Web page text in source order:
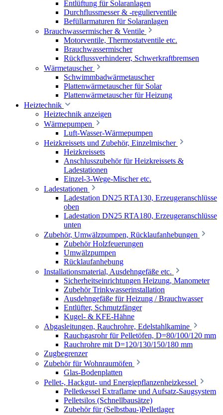
Entlüftung für Solaranlagen
Durchflussmesser & -regulierventile
Befüllarmaturen für Solaranlagen
Brauchwassermischer & Ventile
Motorventile, Thermostatventile etc.
Brauchwassermischer
Rückflussverhinderer, Schwerkraftbremsen
Wärmetauscher
Schwimmbadwärmetauscher
Plattenwärmetauscher für Solar
Plattenwärmetauscher für Heizung
Heiztechnik
Heiztechnik anzeigen
Wärmepumpen
Luft-Wasser-Wärmepumpen
Heizkreissets und Zubehör, Einzelmischer
Heizkreissets
Anschlusszubehör für Heizkreissets &
Ladestationen
Einzel-3-Wege-Mischer etc.
Ladestationen
Ladestation DN25 RTA130, Erzeugeranschlüsse
oben
Ladestation DN25 RTA180, Erzeugeranschlüsse
unten
Zubehör, Umwälzpumpen, Rücklaufanhebungen
Zubehör Holzfeuerungen
Umwälzpumpen
Rücklaufanhebung
Installationsmaterial, Ausdehngefäße etc.
Sicherheitseinrichtungen Heizung, Manometer
Zubehör Trinkwasserinstallation
Ausdehngefäße für Heizung / Brauchwasser
Entlüfter, Schmutzfänger
Kugel- & KFE-Hähne
Abgasleitungen, Rauchrohre, Edelstahlkamine
Rauchgasrohr für Pelletöfen, D=80/100/120 mm
Rauchrohre mit D=120/130/150/180 mm
Zugbegrenzer
Zubehör für Wohnraumöfen
Glas-Bodenplatten
Pellet-, Hackgut- und Energiepflanzenheizkessel
Pelletkessel Extraflame und Aufsatz-Saugsystem
Pelletsilos (Schnellbausätze)
Zubehör für (Selbstbau-)Pelletlager